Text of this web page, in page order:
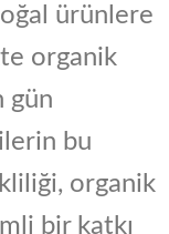
ürünlere
organik
gün
bu
organik
bir katkı